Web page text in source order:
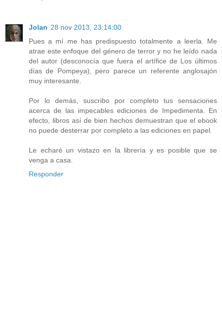
Jolan 28 nov 2013, 23:14:00
Pues a mí me has predispuesto totalmente a leerla. Me
atrae este enfoque del género de terror y no he leído nada
del autor (desconocía que fuera el artífice de Los últimos
días de Pompeya), pero parece un referente anglosajón
muy interesante.
Por lo demás, suscribo por completo tus sensaciones
acerca de las impecables ediciones de Impedimenta. En
efecto, libros así de bien hechos demuestran que el ebook
no puede desterrar por completo a las ediciones en papel.
Le echaré un vistazo en la librería y es posible que se
venga a casa.
Responder